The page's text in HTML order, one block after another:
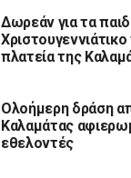
Δωρεάν για τα
πλατεία της
Ολοήμερη δράση
Καλαμάτας
εθελοντές